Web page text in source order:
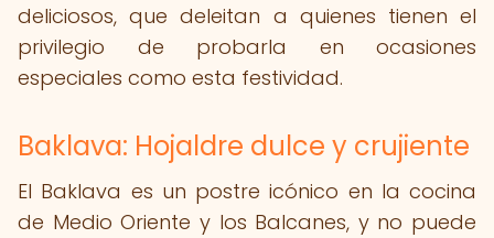
deliciosos, que deleitan a quienes tienen el
privilegio de probarla en ocasiones
especiales como esta festividad.
Baklava: Hojaldre dulce y crujiente
El Baklava es un postre icónico en la cocina
de Medio Oriente y los Balcanes, y no puede